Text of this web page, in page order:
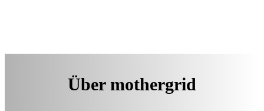
Über mothergrid